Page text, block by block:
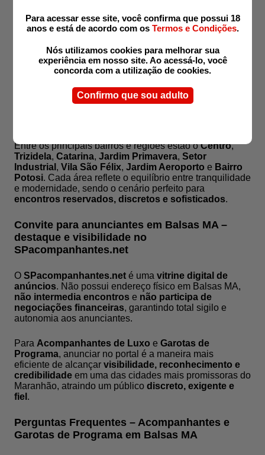
orientais discretas
gordinhas charmosasemignon delicadas ,
oferecendo uma ampla variedade de estilos e
personalidades para todos os perfis de admiradores.
Bairros mais conhecidos de Balsas MA –
descrição, conforto e charme urbano em cada
Entre os principais bairros e regiões estão oCentro,
Trizidela, Catarina, Jardim Primavera, Setor
Industrial , Vila São Félix, Jardim Aeroporto e Bairro
Potosi. Cada área reflete o equilíbrio entre tranquilidade
e modernidade, sendo o cenário perfeito para
encontros reservados, discretos e sofisticados.
Convite para anunciantes em Balsas MA –
destaque e visibilidade no
SPacompanhantes.net
O SPacompanhantes.net é uma vitrine digital de
anúncios. Não possui endereço físico em Balsas MA,
não intermedia encontros e não participa de
negociações financeiras, garantindo total sigilo e
autonomia aos anunciantes.
Para Acompanhantes de Luxo e Garotas de
Programa, anunciar no portal é a maneira mais
eficiente de alcançar visibilidade, reconhecimento e
credibilidade em uma das cidades mais promissoras do
Maranhão, atraindo um público discreto, exigente e
fiel .
Perguntas Frequentes – Acompanhantes e
Garotas de Programa em Balsas MA
Para acessar esse site, você confirma que possui 18
anos e está de acordo com os Termos e Condições.
Nós utilizamos cookies para melhorar sua
experiência em nosso site. Ao acessá-lo, você
concorda com a utilização de cookies.
Confirmo que sou adulto